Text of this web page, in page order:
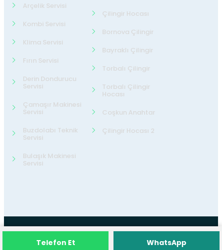
Arçelik Servisi
Kombi Servisi
Klima Servisi
Fırın Servisi
Derin Dondurucu
Servisi
Çamaşır Makinesi
Servisi
Buzdolabı Teknik
Servisi
Bulaşık Makinesi
Servisi
Çilingir Hocası
Bornova Çilingir
Bayraklı Çilingir
Torbalı Çilingir
Torbalı Çilingir
Hocası
Coşkun Anahtar
Çilingir Hocası 2
©202624 Teknik ServisTüm Hakları
Telefon Et WhatsApp